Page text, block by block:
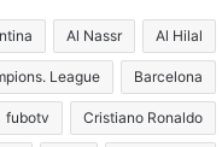
Al Hilal
Al Nassr
Barcelona
League
Cristiano Ronaldo
fubotv